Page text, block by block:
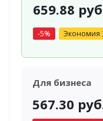
659.88
-5% Экономия
Для бизнеса
567.30